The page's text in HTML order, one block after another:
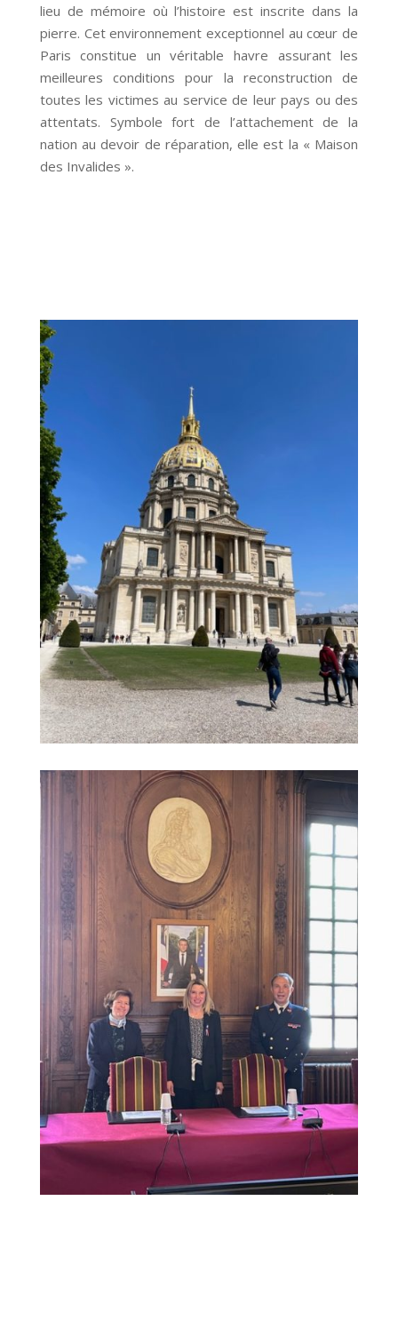
lieu de mémoire où l’histoire est inscrite dans la
pierre. Cet environnement exceptionnel au cœur de
Paris constitue un véritable havre assurant les
meilleures conditions pour la reconstruction de
toutes les victimes au service de leur pays ou des
attentats. Symbole fort de l’attachement de la
nation au devoir de réparation, elle est la « Maison
des Invalides ».